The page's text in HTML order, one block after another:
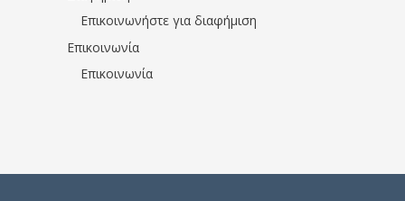
Επικοινωνήστε για διαφήμιση
Επικοινωνία
Επικοινωνία